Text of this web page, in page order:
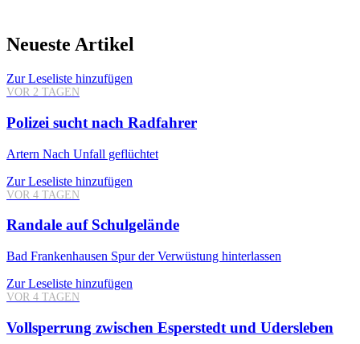
Neueste Artikel
Zur Leseliste hinzufügen
VOR 2 TAGEN
Polizei sucht nach Radfahrer
Artern Nach Unfall geflüchtet
Zur Leseliste hinzufügen
VOR 4 TAGEN
Randale auf Schulgelände
Bad Frankenhausen Spur der Verwüstung hinterlassen
Zur Leseliste hinzufügen
VOR 4 TAGEN
Vollsperrung zwischen Esperstedt und Udersleben